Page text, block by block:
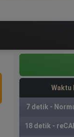
Waktu
7 detik -
18 detik -